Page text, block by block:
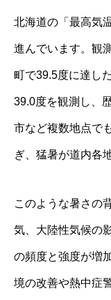
北海道の「最高気
進んでいます。観
町で39.5度に達し
39.0度を観測し、
市など複数地点で
ぎ、猛暑が道内各
このような暑さの
気、大陸性気候の
の頻度と強度が増
境の改善や熱中症